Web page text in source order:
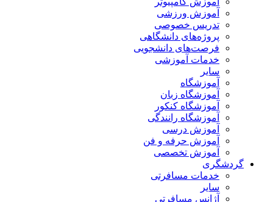
آموزش ورزشی
تدریس خصوصی
پروژه‌های دانشگاهی
فرصت‌های دانشجویی
خدمات آموزشی
سایر
آموزشگاه
آموزشگاه زبان
آموزشگاه کنکور
آموزشگاه رانندگی
آموزش درسی
آموزش حرفه و فن
آموزش تخصصی
گردشگری
خدمات مسافرتی
سایر
آژانس مسافرتی